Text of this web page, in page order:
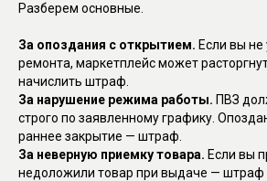
Разберем основные.
За опоздания с открытием. Если вы
ремонта, маркетплейс может
начислить штраф.
За нарушение режима работы. ПВЗ
строго по заявленному графику.
раннее закрытие — штраф.
За неверную приемку товара. Если вы
недоложили товар при выдаче — штраф